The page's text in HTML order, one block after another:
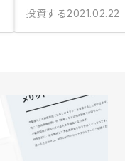
投資する2021.02.22